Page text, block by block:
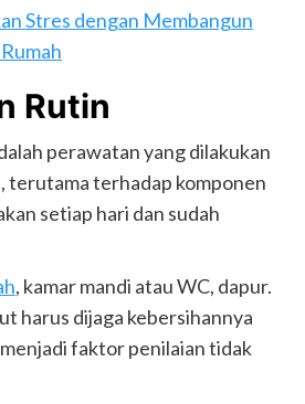
Stres dengan Membangun
Rutin
perawatan yang dilakukan
terutama terhadap komponen
setiap hari dan sudah
, kamar mandi atau WC, dapur.
harus dijaga kebersihannya
faktor penilaian tidak